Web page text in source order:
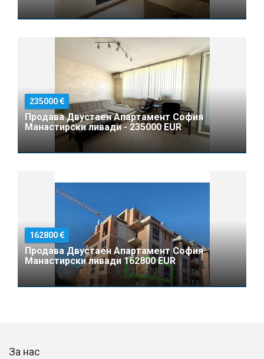
235000
Продава Двустаен Апартамент София
Манастирски ливади - 235000 EUR
162800
Продава Двустаен Апартамент София
Манастирски ливади 162800 EUR
За нас